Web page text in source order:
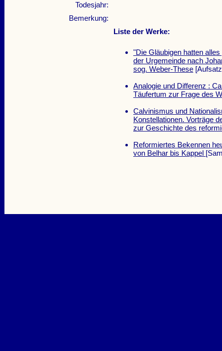
Todesjahr:
Bemerkung:
Liste der Werke:
"Die Gläubigen hatten
der Urgemeinde nach
sog. Weber-These
Analogie und Differenz :
Täufertum zur Frage des
Calvinismus und
Konstellationen. Vorträge
zur Geschichte des
Reformiertes Bekennen
von Belhar bis Kappel